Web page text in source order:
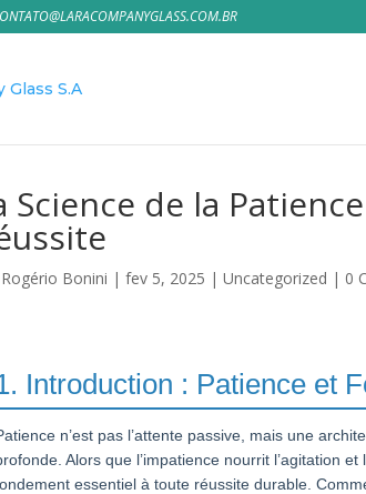
Science de la
Rogério Bonini |fev 5, 2025 |Uncategorized | 0
Introduction : Patience et
n’est pas l’attente passive, mais une
Alors que l’impatience nourrit l’agitation
essentiel à toute réussite durable.